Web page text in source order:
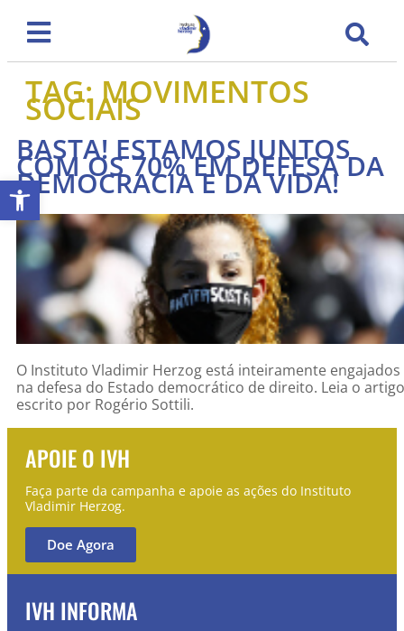
Abrir a barra de ferramentas
TAG:MOVIMENTOS
SOCIAIS
BASTA! ESTAMOS JUNTOS
COM OS 70% EM DEFESA DA
DEMOCRACIA E DA VIDA!
O Instituto Vladimir Herzog está inteiramente engajados
na defesa do Estado democrático de direito. Leia o artigo
escrito por Rogério Sottili.
APOIE O IVH
Faça parte da campanha e apoie as ações do Instituto
Vladimir Herzog.
Doe Agora
IVH INFORMA